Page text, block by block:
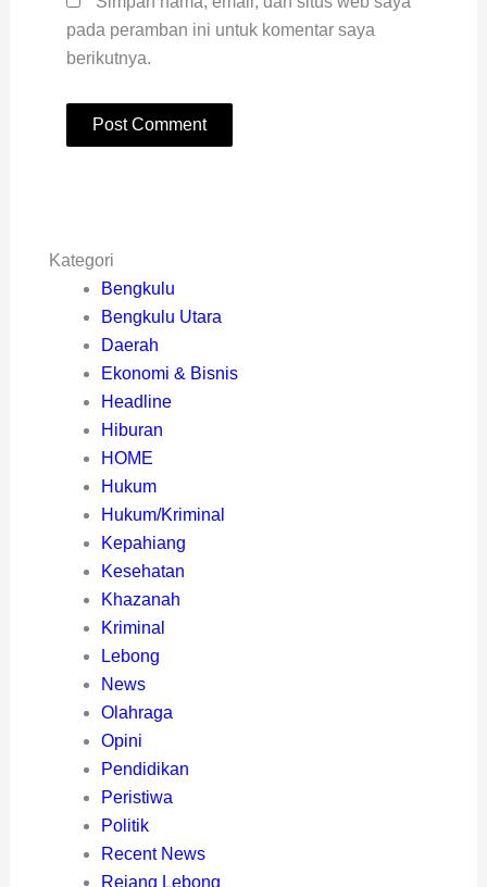
pada peramban ini untuk komentar saya
berikutnya.
Kategori
Bengkulu
Bengkulu Utara
Daerah
Ekonomi & Bisnis
Headline
Hiburan
HOME
Hukum
Hukum/Kriminal
Kepahiang
Kesehatan
Khazanah
Kriminal
Lebong
News
Olahraga
Opini
Pendidikan
Peristiwa
Politik
Recent News
Rejang Lebong